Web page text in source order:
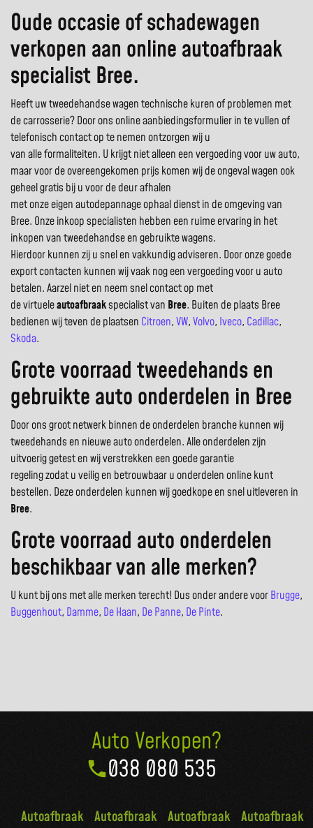
Oude occasie of schadewagen
verkopen aan online autoafbraak
specialist Bree.
Heeft uw tweedehandse wagen technische kuren of problemen met
de carrosserie? Door ons online aanbiedingsformulier in te vullen of
telefonisch contact op te nemen ontzorgen wij u
van alle formaliteiten. U krijgt niet alleen een vergoeding voor uw auto,
maar voor de overeengekomen prijs komen wij de ongeval wagen ook
geheel gratis bij u voor de deur afhalen
met onze eigen autodepannage ophaal dienst in de omgeving van
Bree. Onze inkoop specialisten hebben een ruime ervaring in het
inkopen van tweedehandse en gebruikte wagens.
Hierdoor kunnen zij u snel en vakkundig adviseren. Door onze goede
export contacten kunnen wij vaak nog een vergoeding voor u auto
betalen. Aarzel niet en neem snel contact op met
de virtueleautoafbraakspecialist van Bree. Buiten de plaats Bree
bedienen wij teven de plaatsen Citroen,VW,Volvo, Iveco, Cadillac,
Skoda.
Grote voorraad tweedehands en
gebruikte auto onderdelen in Bree
Door ons groot netwerk binnen de onderdelen branche kunnen wij
tweedehands en nieuwe auto onderdelen. Alle onderdelen zijn
uitvoerig getest en wij verstrekken een goede garantie
regeling zodat u veilig en betrouwbaar u onderdelen online kunt
bestellen. Deze onderdelen kunnen wij goedkope en snel uitleveren in
Bree.
Grote voorraad auto onderdelen
beschikbaar van alle merken?
U kunt bij ons met alle merken terecht! Dus onder andere voorBrugge,
Buggenhout, Damme, De Haan, De Panne, De Pinte.
Auto Verkopen?
038 080 535
Autoafbraak Autoafbraak Autoafbraak Autoafbraak